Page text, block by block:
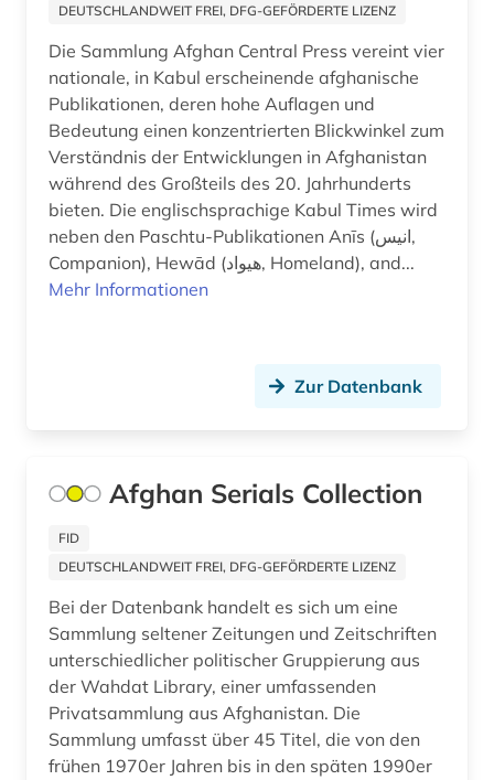
deutsche landesgeschichte (1)
deutscher bund. bundestag (1)
deutscher gewerkschaftsbund (1)
deutsches institut für menschenrechte (1)
deutsches sprachgebiet (2)
deutschland (ddr). ministerium für
deutschland <bundesrepublik> (1)
deutschland <ddr> (1)
deutschland <deutsches reich> (1)
deutschland <sowjetische zone> (1)
deutschland bundestag (2)
DEUTSCHLANDWEIT FREI, DFG-GEFÖRDERTE LIZENZ
Die Sammlung Afghan Central Press vereint vier
nationale, in Kabul erscheinende afghanische
Publikationen, deren hohe Auflagen und
Bedeutung einen konzentrierten Blickwinkel zum
Verständnis der Entwicklungen in Afghanistan
während des Großteils des 20. Jahrhunderts
bieten. Die englischsprachige Kabul Times wird
neben den Paschtu-Publikationen Anīs (انیس,
Companion), Hewād (هیواد, Homeland), and...
Mehr Informationen
Zur Datenbank
Afghan Serials Collection
FID
DEUTSCHLANDWEIT FREI, DFG-GEFÖRDERTE LIZENZ
Bei der Datenbank handelt es sich um eine
Sammlung seltener Zeitungen und Zeitschriften
unterschiedlicher politischer Gruppierung aus
der Wahdat Library, einer umfassenden
Privatsammlung aus Afghanistan. Die
Sammlung umfasst über 45 Titel, die von den
frühen 1970er Jahren bis in den späten 1990er